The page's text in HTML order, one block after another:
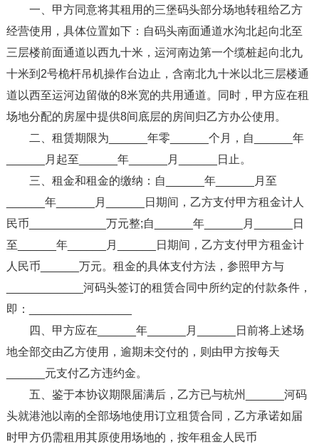
一、甲方同意将其租用的三堡码头部分场地转租给乙方
经营使用，具体位置如下：自码头南面通道水沟北起向北至
三层楼前面通道以西九十米，运河南边第一个缆桩起向北九
十米到2号桅杆吊机操作台边止，含南北九十米以北三层楼通
道以西至运河边留做的8米宽的共用通道。同时，甲方应在租
场地分配的房屋中提供8间底层的房间归乙方办公使用。
二、租赁期限为______年零______个月，自______年
______月起至______年______月______日止。
三、租金和租金的缴纳：自______年______月至
______年______月______日期间，乙方支付甲方租金计人
民币____________万元整;自______年______月______日
至______年______月______日期间，乙方支付甲方租金计
人民币______万元。租金的具体支付方法，参照甲方与
____________河码头签订的租赁合同中所约定的付款条件，
即：________________
四、甲方应在______年______月______日前将上述场
地全部交由乙方使用，逾期未交付的，则由甲方按每天
______元支付乙方违约金。
五、鉴于本协议期限届满后，乙方已与杭州______河码
头就港池以南的全部场地使用订立租赁合同，乙方承诺如届
时甲方仍需租用其原使用场地的，按年租金人民币